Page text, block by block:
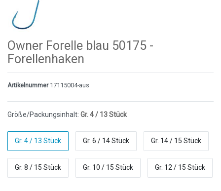
Owner Forelle blau 50175 -
Forellenhaken
Artikelnummer 17115004-aus
Größe/Packungsinhalt: Gr. 4 / 13 Stück
Gr. 4 / 13 Stück Gr. 6 / 14 Stück Gr. 14 / 15 Stück
Gr. 8 / 15 Stück Gr. 10 / 15 Stück Gr. 12 / 15 Stück